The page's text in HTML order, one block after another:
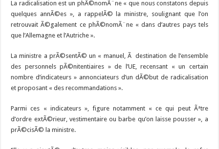
La radicalisation est un phÃ©nomÃ¨ne « que nous constatons depuis
quelques annÃ©es », a rappelÃ© la ministre, soulignant que l’on
retrouvait Ã©galement ce phÃ©nomÃ¨ne « dans d’autres pays tels
que l’Allemagne et l’Autriche ».
La ministre a prÃ©sentÃ© un « manuel, Ã destination de l’ensemble
des personnels pÃ©nitentiaires » de l’UE, recensant « un certain
nombre d’indicateurs » annonciateurs d’un dÃ©but de radicalisation
et proposant « des recommandations ».
Parmi ces « indicateurs », figure notamment « ce qui peut Ãªtre
d’ordre extÃ©rieur, vestimentaire ou barbe qu’on laisse pousser », a
prÃ©cisÃ© la ministre.